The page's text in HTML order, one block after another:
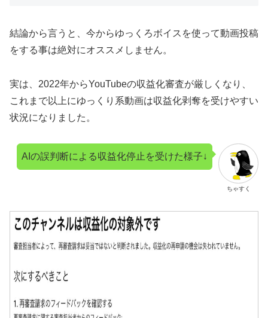
結論から言うと、今からゆっくろボイスを使って動画投稿
をする事は絶対にオススメしません。
実は、2022年からYouTubeの収益化審査が厳しくなり、
これまで以上にゆっくり系動画は収益化剥奪を受けやすい
状況になりました。
ちゃすく
AIの誤判断による収益化停止を受けた様子↓